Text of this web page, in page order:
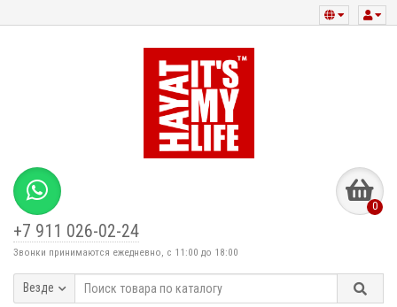
+7 911 026-02-24
Звонки принимаются ежедневно, с 11:00 до 18:00
0
Везде